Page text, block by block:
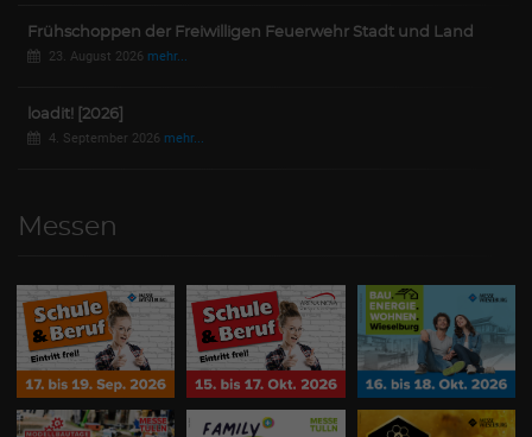
Frühschoppen der Freiwilligen Feuerwehr Stadt und Land
23. August 2026 mehr...
loadit! [2026]
4. September 2026 mehr...
Messen